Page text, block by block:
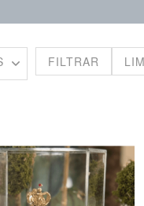
FILTRAR